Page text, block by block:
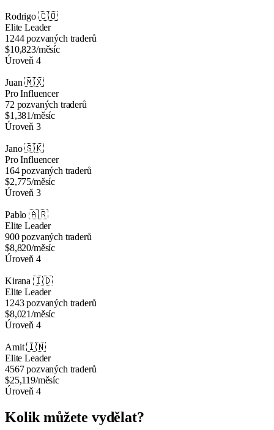
Rodrigo 🇨🇴
Elite Leader
1244 pozvaných traderů
$10,823/měsíc
Úroveň 4
Juan 🇲🇽
Pro Influencer
72 pozvaných traderů
$1,381/měsíc
Úroveň 3
Jano 🇸🇰
Pro Influencer
164 pozvaných traderů
$2,775/měsíc
Úroveň 3
Pablo 🇦🇷
Elite Leader
900 pozvaných traderů
$8,820/měsíc
Úroveň 4
Kirana 🇮🇩
Elite Leader
1243 pozvaných traderů
$8,021/měsíc
Úroveň 4
Amit 🇮🇳
Elite Leader
4567 pozvaných traderů
$25,119/měsíc
Úroveň 4
Kolik můžete vydělat?